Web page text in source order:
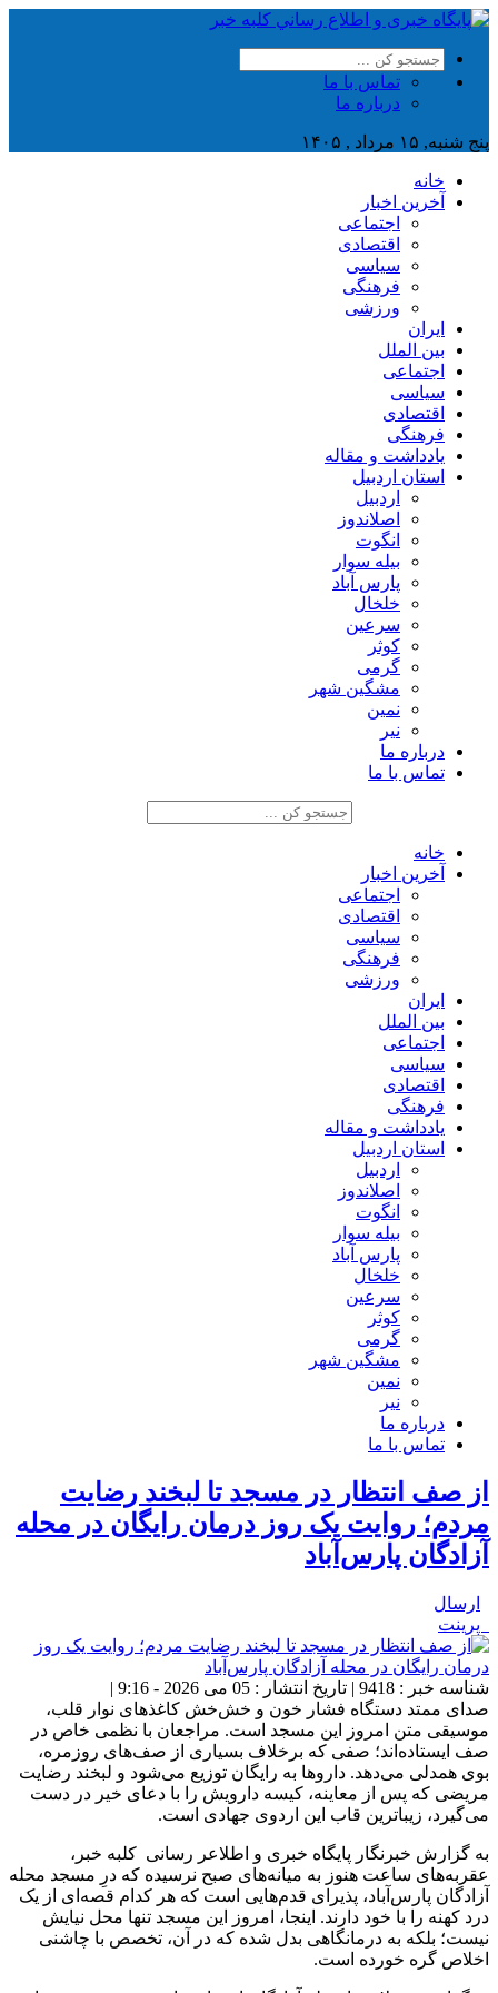
تماس با ما
درباره ما
پنج شنبه, ۱۵ مرداد , ۱۴۰۵
خانه
آخرین اخبار
اجتماعی
اقتصادی
سیاسی
فرهنگی
ورزشی
ایران
بین الملل
اجتماعی
سیاسی
اقتصادی
فرهنگی
یادداشت و مقاله
استان اردبیل
اردبیل
اصلاندوز
انگوت
بیله سوار
پارس آباد
خلخال
سرعین
کوثر
گرمی
مشگین شهر
نمین
نیر
درباره ما
تماس با ما
خانه
آخرین اخبار
اجتماعی
اقتصادی
سیاسی
فرهنگی
ورزشی
ایران
بین الملل
اجتماعی
سیاسی
اقتصادی
فرهنگی
یادداشت و مقاله
استان اردبیل
اردبیل
اصلاندوز
انگوت
بیله سوار
پارس آباد
خلخال
سرعین
کوثر
گرمی
مشگین شهر
نمین
نیر
درباره ما
تماس با ما
از صف انتظار در مسجد تا لبخند رضایت
مردم؛ روایت یک روز درمان رایگان در محله
آزادگان پارس‌آباد
ارسال
پرینت
شناسه خبر : 9418 | تاریخ انتشار : 05 می 2026 - 9:16 |
صدای ممتد دستگاه فشار خون و خش‌خش کاغذهای نوار قلب،
موسیقی متن امروز این مسجد است. مراجعان با نظمی خاص در
صف ایستاده‌اند؛ صفی که برخلاف بسیاری از صف‌های روزمره،
بوی همدلی می‌دهد. داروها به رایگان توزیع می‌شود و لبخند رضایت
مریضی که پس از معاینه، کیسه دارویش را با دعای خیر در دست
می‌گیرد، زیباترین قاب این اردوی جهادی است.
به گزارش خبرنگار پایگاه خبری و اطلاعر رسانی کلبه خبر،
عقربه‌های ساعت هنوز به میانه‌های صبح نرسیده که درِ مسجد محله
آزادگان پارس‌آباد، پذیرای قدم‌هایی است که هر کدام قصه‌ای از یک
درد کهنه را با خود دارند. اینجا، امروز این مسجد تنها محل نیایش
نیست؛ بلکه به درمانگاهی بدل شده که در آن، تخصص با چاشنی
اخلاص گره خورده است.